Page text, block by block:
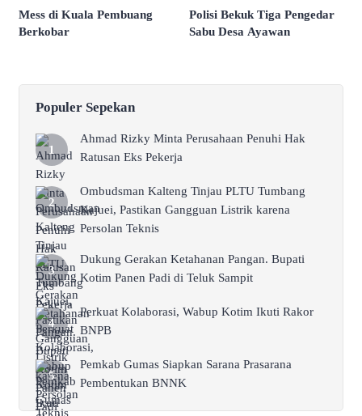
Mess di Kuala Pembuang
Berkobar
Polisi Bekuk Tiga Pengedar
Sabu Desa Ayawan
Populer Sepekan
Ahmad Rizky Minta Perusahaan Penuhi Hak
Ratusan Eks Pekerja
Ombudsman Kalteng Tinjau PLTU Tumbang
Kajuei, Pastikan Gangguan Listrik karena
Persolan Teknis
Dukung Gerakan Ketahanan Pangan. Bupati
Kotim Panen Padi di Teluk Sampit
Perkuat Kolaborasi, Wabup Kotim Ikuti Rakor
BNPB
Pemkab Gumas Siapkan Sarana Prasarana
Pembentukan BNNK